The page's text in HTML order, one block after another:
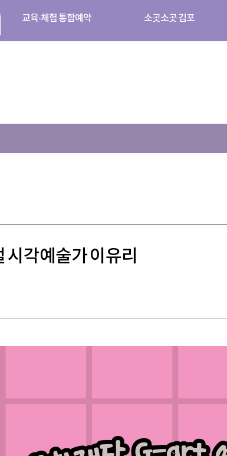
교육·체험 통합예약 소곳소곳 김포
시각예술가 이유리